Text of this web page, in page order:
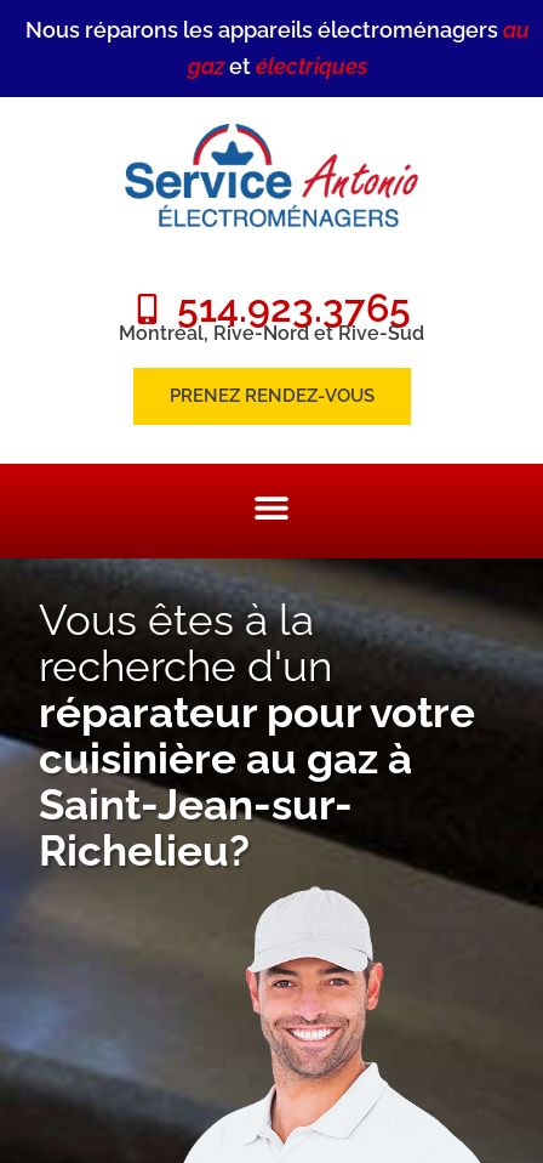
Nous réparons les appareils électroménagersau
gazetélectriques
514.923.3765
Montréal, Rive-Nord et Rive-Sud
PRENEZ RENDEZ-VOUS
Vous êtes à la
recherche d'un
réparateur pour votre
cuisinière au gaz à
Saint-Jean-sur-
Richelieu?